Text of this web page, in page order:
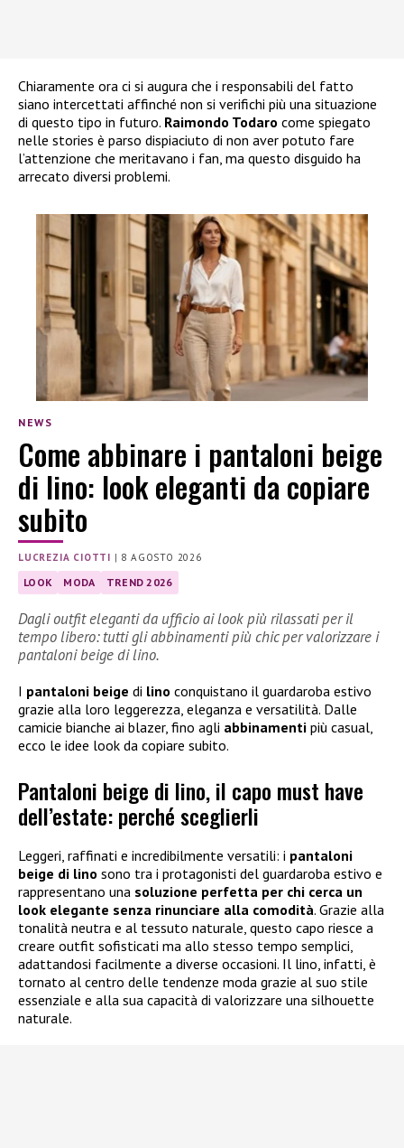
Chiaramente ora ci si augura che i responsabili del fatto
siano intercettati affinché non si verifichi più una situazione
di questo tipo in futuro. Raimondo Todaro come spiegato
nelle stories è parso dispiaciuto di non aver potuto fare
l’attenzione che meritavano i fan, ma questo disguido ha
arrecato diversi problemi.
NEWS
Come abbinare i pantaloni beige
di lino: look eleganti da copiare
subito
LUCREZIA CIOTTI | 8 AGOSTO 2026
LOOK MODA TREND 2026
Dagli outfit eleganti da ufficio ai look più rilassati per il
tempo libero: tutti gli abbinamenti più chic per valorizzare i
pantaloni beige di lino.
I pantaloni beige di lino conquistano il guardaroba estivo
grazie alla loro leggerezza, eleganza e versatilità. Dalle
camicie bianche ai blazer, fino agli abbinamenti più casual,
ecco le idee look da copiare subito.
Pantaloni beige di lino, il capo must have
dell’estate: perché sceglierli
Leggeri, raffinati e incredibilmente versatili: i pantaloni
beige di lino sono tra i protagonisti del guardaroba estivo e
rappresentano una soluzione perfetta per chi cerca un
look elegante senza rinunciare alla comodità. Grazie alla
tonalità neutra e al tessuto naturale, questo capo riesce a
creare outfit sofisticati ma allo stesso tempo semplici,
adattandosi facilmente a diverse occasioni. Il lino, infatti, è
tornato al centro delle tendenze moda grazie al suo stile
essenziale e alla sua capacità di valorizzare una silhouette
naturale.